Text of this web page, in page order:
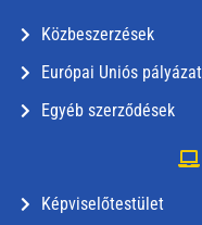
Közbeszerzések
Európai Uniós
Egyéb szerződések
Képviselőtestület